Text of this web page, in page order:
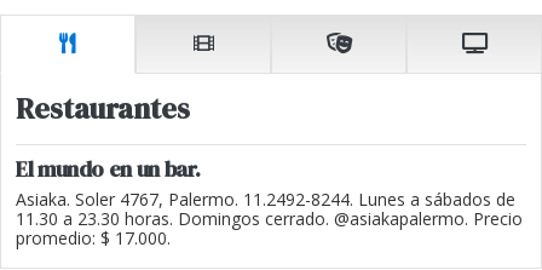
Restaurantes
El mundo en un bar.
Asiaka. Soler 4767, Palermo. 11.2492-8244. Lunes a sábados de
11.30 a 23.30 horas. Domingos cerrado. @asiakapalermo. Precio
promedio: $ 17.000.